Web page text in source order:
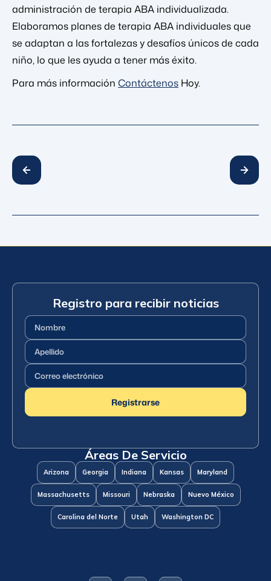
administración de terapia ABA individualizada.
Elaboramos planes de terapia ABA individuales que
se adaptan a las fortalezas y desafíos únicos de cada
niño, lo que les ayuda a tener más éxito.
Para más información Contáctenos Hoy.
Registro para recibir noticias
Nombre
Apellido
Correo
electrónico(Requerido)
Registrarse
Áreas De Servicio
Arizona Georgia Indiana Kansas Maryland
Massachusetts Missouri Nebraska Nuevo México
Carolina del Norte Utah Washington DC